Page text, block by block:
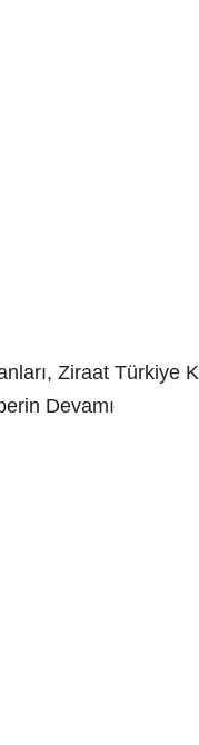
Ziraat Türkiye
Devamı